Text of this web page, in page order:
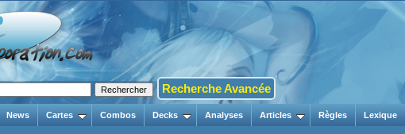
Recherche Avancée
News Cartes Combos Decks Analyses Articles Règles Lexique